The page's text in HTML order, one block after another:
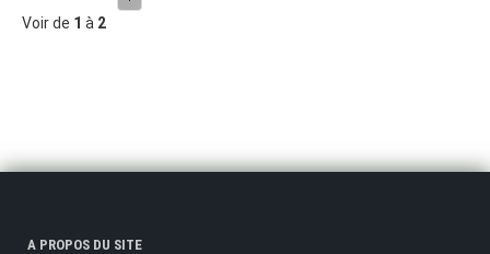
Voir de 1 à 2
A PROPOS DU SITE